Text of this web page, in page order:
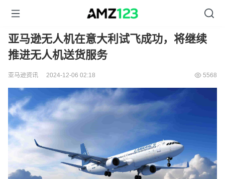
亚马逊无人机在意大利试飞成功，将继续
推进无人机送货服务
亚马逊资讯 2024-12-06 02:18 5568